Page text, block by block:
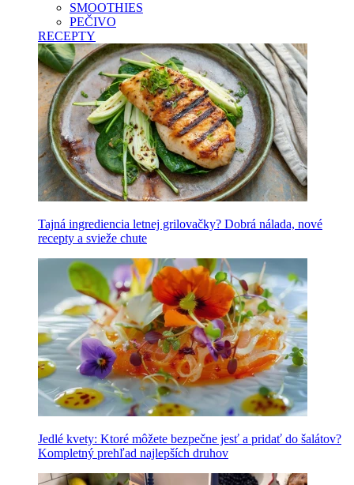
SMOOTHIES
PEČIVO
RECEPTY
Tajná ingrediencia letnej grilovačky? Dobrá nálada, nové
recepty a svieže chute
Jedlé kvety: Ktoré môžete bezpečne jesť a pridať do šalátov?
Kompletný prehľad najlepších druhov